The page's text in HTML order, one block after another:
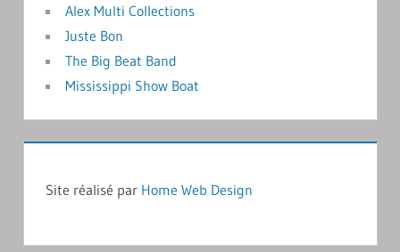
Alex Multi Collections
Juste Bon
The Big Beat Band
Mississippi Show Boat
Site réalisé par Home Web Design